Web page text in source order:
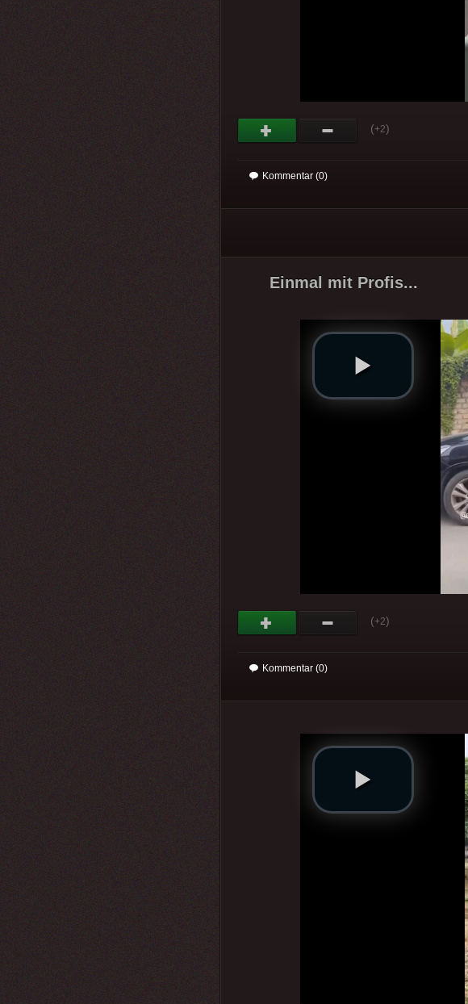
(+2)
Kommentar (0)
Einmal mit Profis...
(+2)
Kommentar (0)